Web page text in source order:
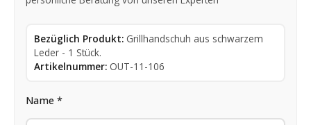
Bezüglich Produkt: Grillhandschuh aus schwarzem
Leder - 1 Stück.
Artikelnummer: OUT-11-106
Name *